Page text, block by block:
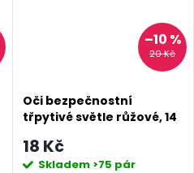
20 Kč
–10 %
Oči bezpečnostní
třpytivé světle růžové, 14
18 Kč
Skladem >75 pár